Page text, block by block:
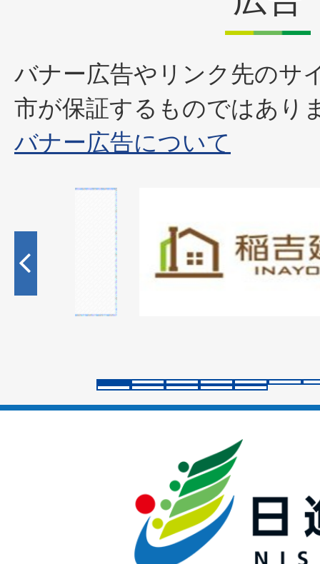
バナー広告やリンク先のサ
市が保証するものではあり
バナー広告について
枚
目
ラ
イ